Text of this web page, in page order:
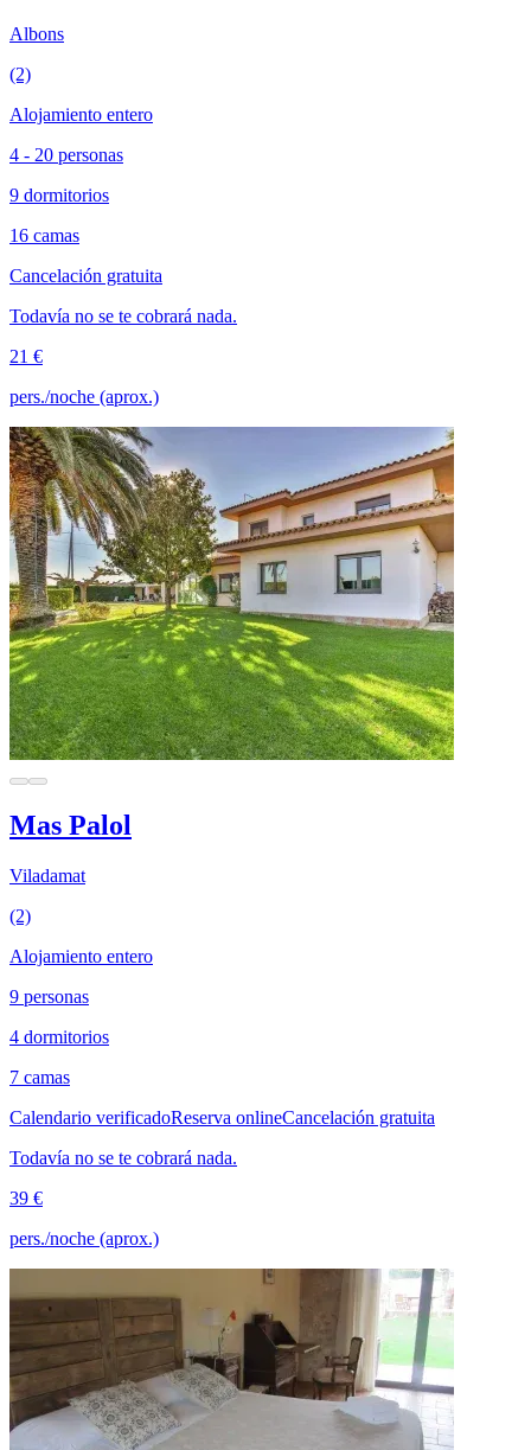
Albons
(2)
Alojamiento entero
4 - 20 personas
9 dormitorios
16 camas
Cancelación gratuita
Todavía no se te cobrará nada.
21 €
pers./noche (aprox.)
Mas Palol
Viladamat
(2)
Alojamiento entero
9 personas
4 dormitorios
7 camas
Calendario verificadoReserva onlineCancelación gratuita
Todavía no se te cobrará nada.
39 €
pers./noche (aprox.)